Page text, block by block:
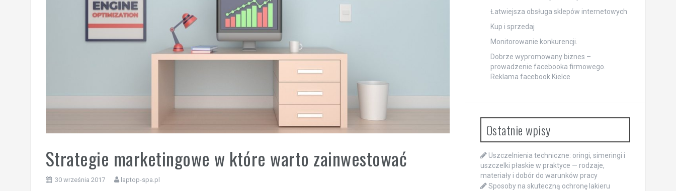
Strategie marketingowe w które warto zainwestować
30 września 2017 laptop-spa.pl
Łatwiejsza obsługa sklepów internetowych
Kup i sprzedaj
Monitorowanie konkurencji.
Dobrze wypromowany biznes –
prowadzenie facebooka firmowego.
Reklama facebook Kielce
Ostatnie wpisy
Uszczelnienia techniczne: oringi, simeringi i
uszczelki płaskie w praktyce — rodzaje,
materiały i dobór do warunków pracy
Sposoby na skuteczną ochronę lakieru